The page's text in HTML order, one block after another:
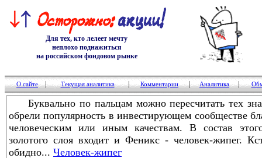
Для тех, кто лелеет мечту
неплохо поднажиться
на российском фондовом рынке
О сайте Текущая аналитика Комментарии Аналитика
Буквально по пальцам можно пересчитать тех
обрели популярность в инвестирующем сообществе
человеческим или иным качествам. В состав
золотого слоя входит и Феникс - человек-жипег.
обидно... Человек-жипег